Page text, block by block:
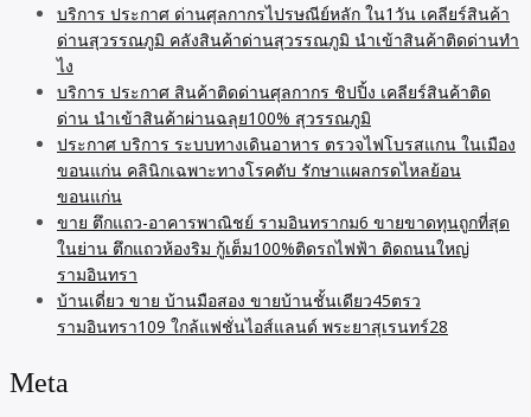
บริการ ประกาศ ด่านศุลกากรไปรษณีย์หลัก ใน1วัน เคลียร์สินค้า
ด่านสุวรรณภูมิ คลังสินค้าด่านสุวรรณภูมิ นำเข้าสินค้าติดด่านทำ
ไง
บริการ ประกาศ สินค้าติดด่านศุลกากร ชิปปิ้ง เคลียร์สินค้าติด
ด่าน นำเข้าสินค้าผ่านฉลุย100% สุวรรณภูมิ
ประกาศ บริการ ระบบทางเดินอาหาร ตรวจไฟโบรสแกน ในเมือง
ขอนแก่น คลินิกเฉพาะทางโรคตับ รักษาแผลกรดไหลย้อน
ขอนแก่น
ขาย ตึกแถว-อาคารพาณิชย์ รามอินทรากม6 ขายขาดทุนถูกที่สุด
ในย่าน ตึกแถวห้องริม กู้เต็ม100%ติดรถไฟฟ้า ติดถนนใหญ่
รามอินทรา
บ้านเดี่ยว ขาย บ้านมือสอง ขายบ้านชั้นเดียว45ตรว
รามอินทรา109 ใกล้แฟชั่นไอส์แลนด์ พระยาสุเรนทร์28
Meta